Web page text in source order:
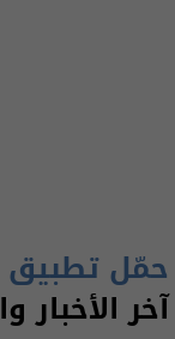
حمّل تطبيق
آخر الأخبار